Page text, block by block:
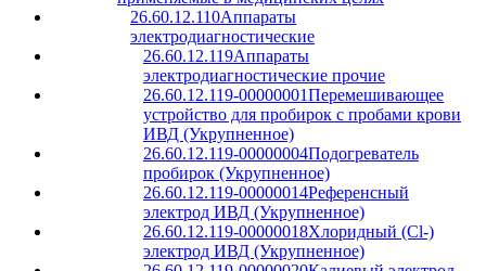
26.60.12.110Аппараты
электродиагностические
26.60.12.119Аппараты
электродиагностические прочие
26.60.12.119-00000001Перемешивающее
устройство для пробирок с пробами крови
ИВД (Укрупненное)
26.60.12.119-00000004Подогреватель
пробирок (Укрупненное)
26.60.12.119-00000014Референсный
электрод ИВД (Укрупненное)
26.60.12.119-00000018Хлоридный (Cl-)
электрод ИВД (Укрупненное)